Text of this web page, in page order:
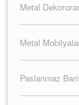
Metal
Metal
Paslanmaz